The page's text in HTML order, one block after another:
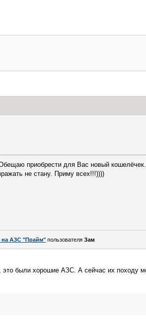
приобрести для Вас новый
не стану. Приму всех!!!))))
на АЗС "Прайм" пользователя Зам
были хорошие АЗС. А сейчас их походу